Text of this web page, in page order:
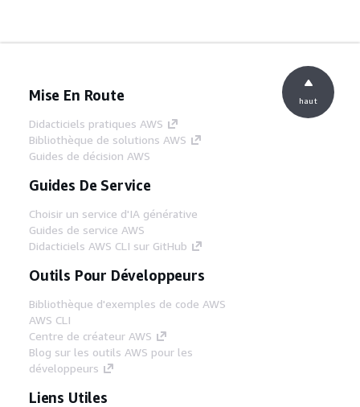
Mise En Route
Didacticiels pratiques AWS
Bibliothèque de solutions AWS
Guides de décision AWS
Guides De Service
Choisir un service d'IA générative
Guides de service AWS
Didacticiels AWS CLI sur GitHub
Outils Pour Développeurs
Bibliothèque d'exemples de code AWS
AWS CLI
Centre de créateur AWS
Blog sur les outils AWS pour les
développeurs
Liens Utiles
haut